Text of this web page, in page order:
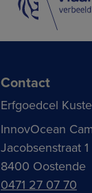
Contact
Erfgoedcel
InnovOcean
Jacobsenstraat 1
8400 Oostende
0471 27 07 70